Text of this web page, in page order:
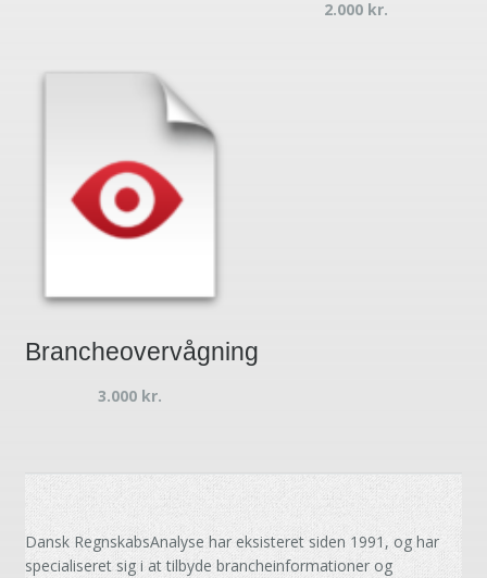
2.000 kr.
Brancheovervågning
3.000 kr.
Dansk RegnskabsAnalyse har eksisteret siden 1991, og har
specialiseret sig i at tilbyde brancheinformationer og